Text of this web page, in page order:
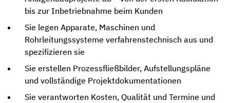
bis zur Inbetriebnahme beim Kunden
Sie legen Apparate, Maschinen und
Rohrleitungssysteme verfahrenstechnisch aus und
spezifizieren sie
Sie erstellen Prozessfließbilder, Aufstellungspläne
und vollständige Projektdokumentationen
Sie verantworten Kosten, Qualität und Termine und